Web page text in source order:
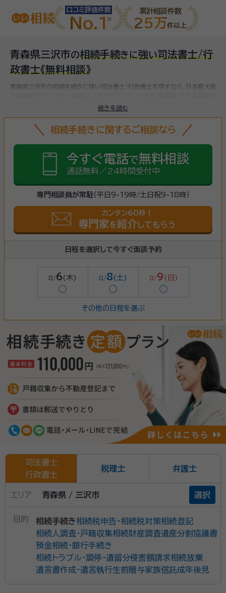
口コミ評価件数
No.1
累計相談件数
25万件以上
青森県三沢市の相続手続き に強い司法書士/行
政書士《無料相談》
続きを読む
青森県三沢市の相続手続きに強い司法書士/行政書士を探すなら、日本最大級
相続手続きに強い司法書士/行政書士をお探しいただけます。
の確認、遺言書の確認、遺産分割協議、相続財産の名義変更、相続税の申告・納
税（相続財産が基礎控除額を超えていた場合）など多岐に渡るため、相続手続
相続手続きに関するご相談なら
今すぐ電話で無料相談
通話無料／24時間受付中
専門相談員が常駐（平日9-19時/土日祝9-18時）
カンタン60秒！
専門家を紹介 してもらう
日程を選択して今すぐ面談予約
8/6 (木)
◯
8/8(土)
◯
8/9 (日)
◯
その他の日程を選ぶ
司法書士
行政書士
税理士 弁護士
エリア 青森県 / 三沢市 選択
目的 相続手続き相続税申告・相続税対策相続登記
相続人調査・戸籍収集相続財産調査遺産分割協議書
預金相続・銀行手続き
相続トラブル・調停・遺留分侵害額請求相続放棄
遺言書作成・遺言執行生前贈与家族信託成年後見